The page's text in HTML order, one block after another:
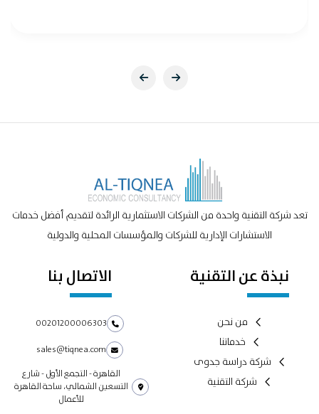
تعد شركة التقنية واحدة من الشركات الاستثمارية الرائدة لتقديم أفضل خدمات
الاستشارات الإدارية للشركات والمؤسسات المحلية والدولية
نبذة عن التقنية
من نحن
خدماتنا
شركة دراسة جدوى
شركة التقنية
الاتصال بنا
00201200006303
sales@tiqnea.com
القاهرة - التجمع الأول - شارع
التسعين الشمالي، ساحة القاهرة
للأعمال